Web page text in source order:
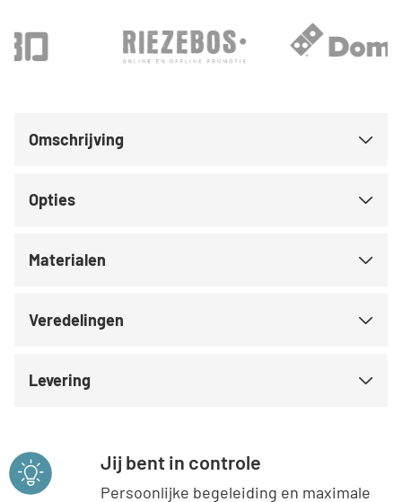
Omschrijving
Opties
Materialen
Veredelingen
Levering
Jij bent in controle
Persoonlijke begeleiding en maximale